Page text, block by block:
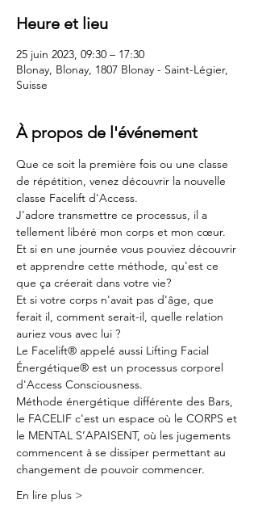
Heure et lieu
25 juin 2023, 09:30 – 17:30
Blonay, Blonay, 1807 Blonay - Saint-Légier,
Suisse
À propos de l'événement
Que ce soit la première fois ou une classe
de répétition, venez découvrir la nouvelle
classe Facelift d'Access.
J'adore transmettre ce processus, il a
tellement libéré mon corps et mon cœur.
Et si en une journée vous pouviez découvrir
et apprendre cette méthode, qu'est ce
que ça créerait dans votre vie?
Et si votre corps n'avait pas d'âge, que
ferait il, comment serait-il, quelle relation
auriez vous avec lui ?
Le Facelift® appelé aussi Lifting Facial
Énergétique® est un processus corporel
d'Access Consciousness.
Méthode énergétique différente des Bars,
le FACELIF c'est un espace où le CORPS et
le MENTAL S’APAISENT, où les jugements
commencent à se dissiper permettant au
changement de pouvoir commencer.
En lire plus >